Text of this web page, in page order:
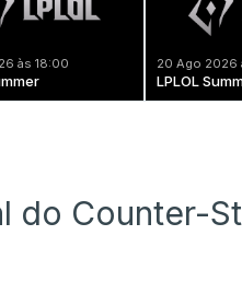
às 18:00 20 Ago 2026
LPLOL
do Counter-